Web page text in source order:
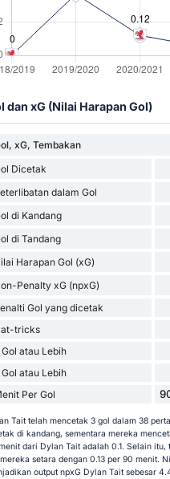
dan xG (Nilai Harapan Gol)
xG, Tembakan
Dicetak
dalam Gol
di Kandang
di Tandang
Harapan Gol (xG)
Penalty xG (npxG)
Gol yang dicetak
tricks
Gol atau Lebih
Gol atau Lebih
Per Gol
Tait telah mencetak 3 gol dalam 38
di kandang, sementara mereka
dari Dylan Tait adalah 0.1. Selain
setara dengan 0.13 per 90 menit.
output npxG Dylan Tait sebesar